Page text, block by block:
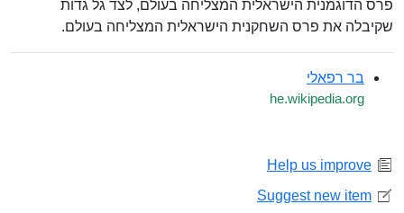
פרס הדוגמנית הישראלית המצליחה בעולם, לצד גל גדות
שקיבלה את פרס השחקנית הישראלית המצליחה בעולם.
בר רפאלי
he.wikipedia.org
Help us improve
Suggest new item